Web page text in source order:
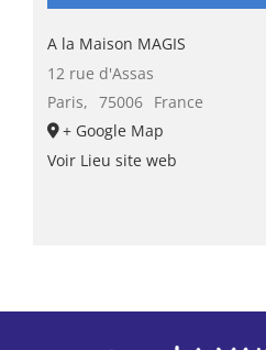
A la Maison MAGIS
12 rue d'Assas
Paris, 75006 France
+ Google Map
Voir Lieu site web